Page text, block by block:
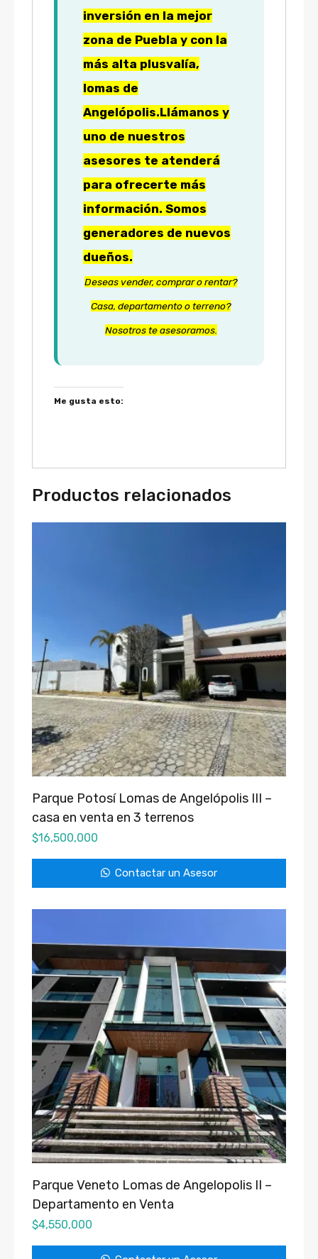
inversión en la mejor
zona de Puebla y con la
más alta plusvalía,
lomas de
Angelópolis.Llámanos y
uno de nuestros
asesores te atenderá
para ofrecerte más
información. Somos
generadores de nuevos
dueños.
Deseas vender, comprar o rentar?
Casa, departamento o terreno?
Nosotros te asesoramos.
Me gusta esto:
Productos relacionados
Parque Potosí Lomas de Angelópolis III –
casa en venta en 3 terrenos
$16,500,000
Contactar un Asesor
Parque Veneto Lomas de Angelopolis II –
Departamento en Venta
$4,550,000